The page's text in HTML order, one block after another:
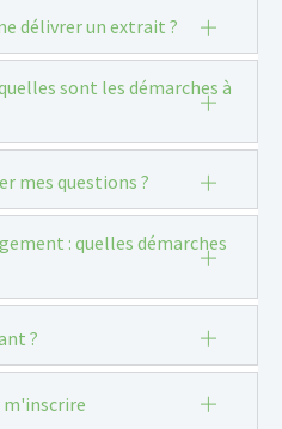
délivrer un extrait ?
sont les démarches à
mes questions ?
: quelles démarches
?
m'inscrire